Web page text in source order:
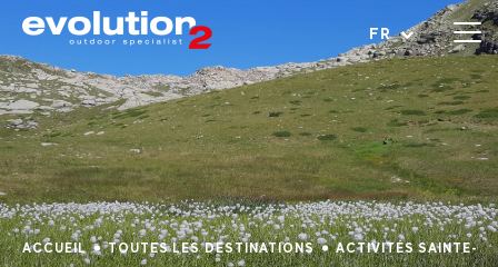
FR
Ouvrir le menu
ACCUEIL TOUTES LES DESTINATIONS ACTIVITÉS SAINTE-